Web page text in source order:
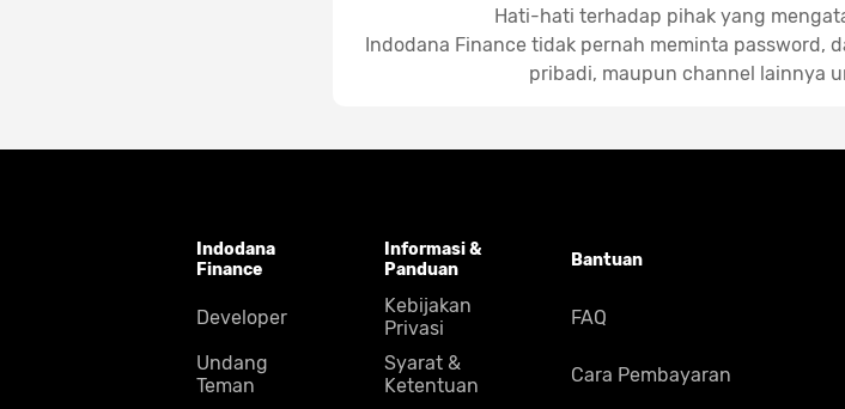
Hati-hati terhadap pihak yang
Indodana Finance tidak pernah meminta password,
pribadi, maupun channel lainnya
Indodana
Finance
Developer
Undang
Teman
Informasi &
Panduan
Kebijakan
Privasi
Syarat &
Ketentuan
Bantuan
FAQ
Cara Pembayaran